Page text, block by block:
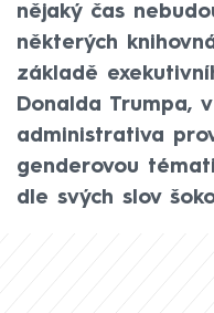
nějaký čas
některých
základě
Donalda Trumpa,
administrativa
genderovou
dle svých slov